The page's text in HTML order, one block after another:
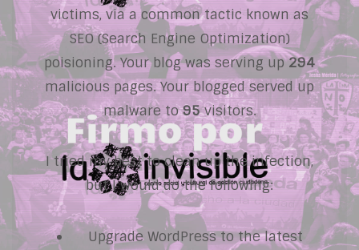
victims, via a common tactic known as
SEO (Search Engine Optimization)
poisioning. Your blog was serving up294
malicious pages. Your blogged served up
malware to95visitors.
I tried my best to clean up the infection,
but I would do the following:
Upgrade WordPress to the latest